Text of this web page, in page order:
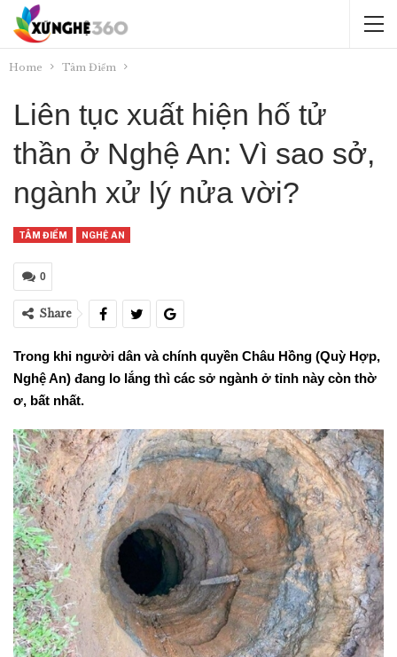
Home Tâm Điểm
Liên tục xuất hiện hố tử
thần ở Nghệ An: Vì sao sở,
ngành xử lý nửa vời?
TÂM ĐIỂM NGHỆ AN
0
Share
Trong khi người dân và chính quyền Châu Hồng (Quỳ Hợp,
Nghệ An) đang lo lắng thì các sở ngành ở tỉnh này còn thờ
ơ, bất nhất.